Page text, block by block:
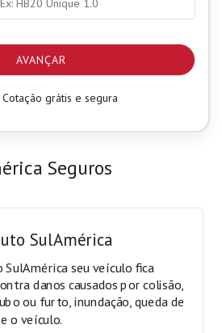
Cotação grátis e segura
Seguros
SulAmérica
SulAmérica seu veículo fica
danos causados por colisão,
ou furto, inundação, queda de
o veículo.